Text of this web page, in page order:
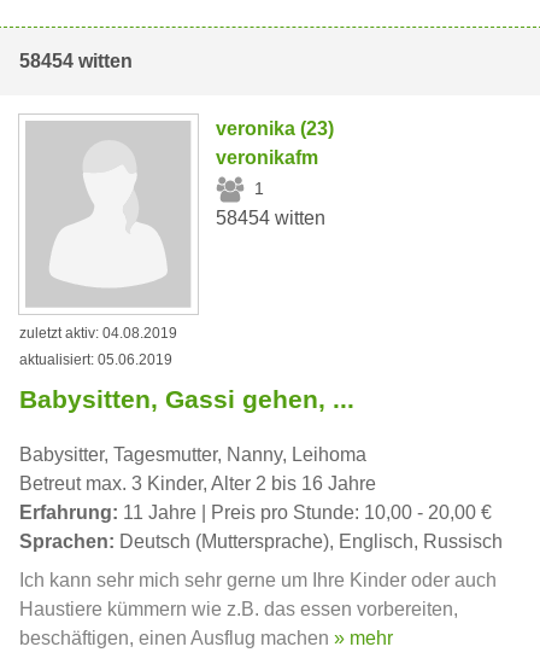
58454 witten
veronika (23)
veronikafm
1
58454 witten
zuletzt aktiv: 04.08.2019
aktualisiert: 05.06.2019
Babysitten, Gassi gehen, ...
Babysitter, Tagesmutter, Nanny, Leihoma
Betreut max. 3 Kinder, Alter 2 bis 16 Jahre
Erfahrung: 11 Jahre | Preis pro Stunde: 10,00 - 20,00 €
Sprachen: Deutsch (Muttersprache), Englisch, Russisch
Ich kann sehr mich sehr gerne um Ihre Kinder oder auch
Haustiere kümmern wie z.B. das essen vorbereiten,
beschäftigen, einen Ausflug machen » mehr